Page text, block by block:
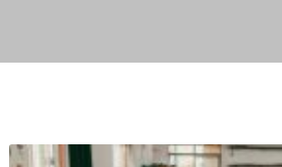
Página
Página
Página
Página
Página